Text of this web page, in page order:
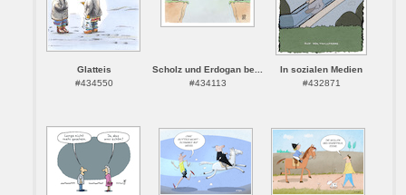
Glatteis
#434550
Scholz und Erdogan be...
#434113
In sozialen Medien
#432871